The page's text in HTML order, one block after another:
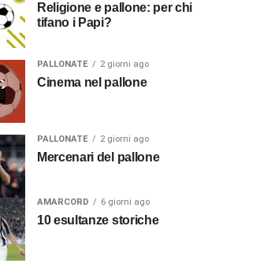
Religione e pallone: per chi
tifano i Papi?
PALLONATE 2 giorni ago
Cinema nel pallone
PALLONATE 2 giorni ago
Mercenari del pallone
AMARCORD 6 giorni ago
10 esultanze storiche